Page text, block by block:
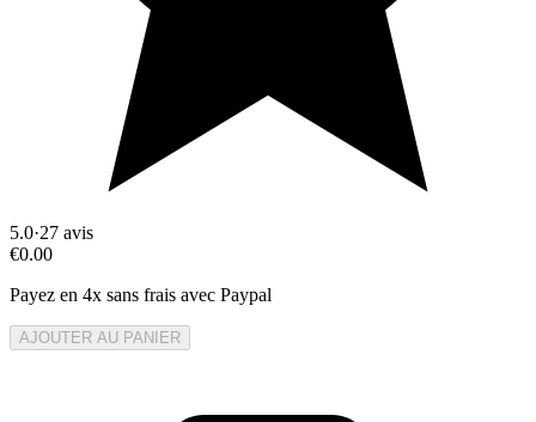
5.0·27 avis
€0.00
Payez en 4x sans frais avec Paypal
AJOUTER AU PANIER